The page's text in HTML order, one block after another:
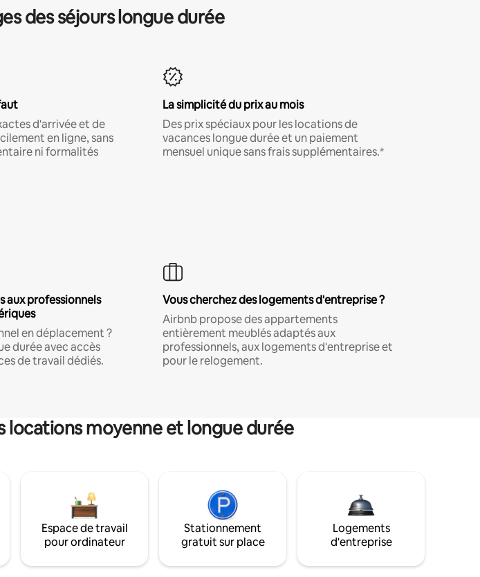
des séjours longue durée
d'arrivée et de
en ligne, sans
ni formalités
La simplicité du prix au mois
Des prix spéciaux pour les locations de
vacances longue durée et un paiement
mensuel unique sans frais supplémentaires.*
aux professionnels
en déplacement ?
durée avec accès
de travail dédiés.
Vous cherchez des logements d'entreprise ?
Airbnb propose des appartements
entièrement meublés adaptés aux
professionnels, aux logements d'entreprise et
pour le relogement.
locations moyenne et longue durée
Espace de travail
pour ordinateur
Stationnement
gratuit sur place
Logements
d'entreprise